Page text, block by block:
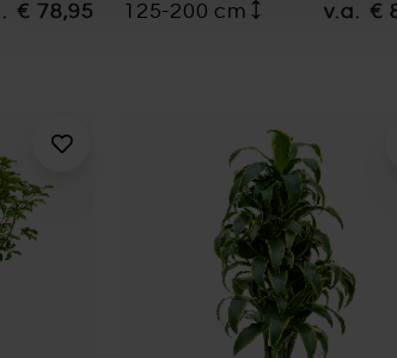
€ 78,95 125-200 cm v.a. €